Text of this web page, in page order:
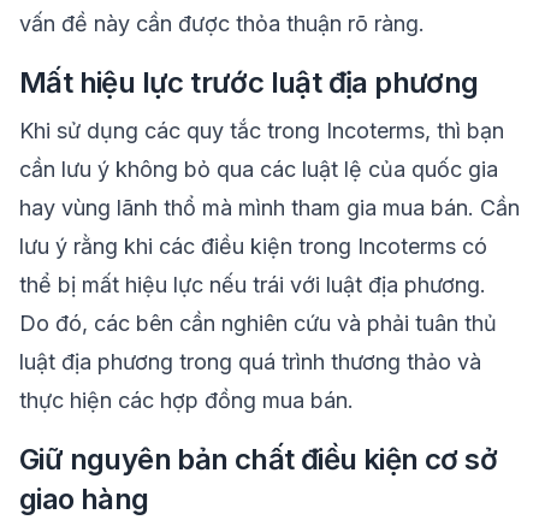
vấn đề này cần được thỏa thuận rõ ràng.
Mất hiệu lực trước luật địa phương
Khi sử dụng các quy tắc trong Incoterms, thì bạn
cần lưu ý không bỏ qua các luật lệ của quốc gia
hay vùng lãnh thổ mà mình tham gia mua bán. Cần
lưu ý rằng khi các điều kiện trong Incoterms có
thể bị mất hiệu lực nếu trái với luật địa phương.
Do đó, các bên cần nghiên cứu và phải tuân thủ
luật địa phương trong quá trình thương thảo và
thực hiện các hợp đồng mua bán.
Giữ nguyên bản chất điều kiện cơ sở
giao hàng